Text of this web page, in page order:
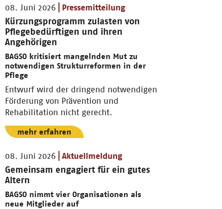
08. Juni 2026 Pressemitteilung
Kürzungsprogramm zulasten von
Pflegebedürftigen und ihren
Angehörigen
BAGSO kritisiert mangelnden Mut zu
notwendigen Strukturreformen in der
Pflege
Entwurf wird der dringend notwendigen
Förderung von Prävention und
Rehabilitation nicht gerecht.
mehr erfahren
08. Juni 2026 Aktuellmeldung
Gemeinsam engagiert für ein gutes
Altern
BAGSO nimmt vier Organisationen als
neue Mitglieder auf